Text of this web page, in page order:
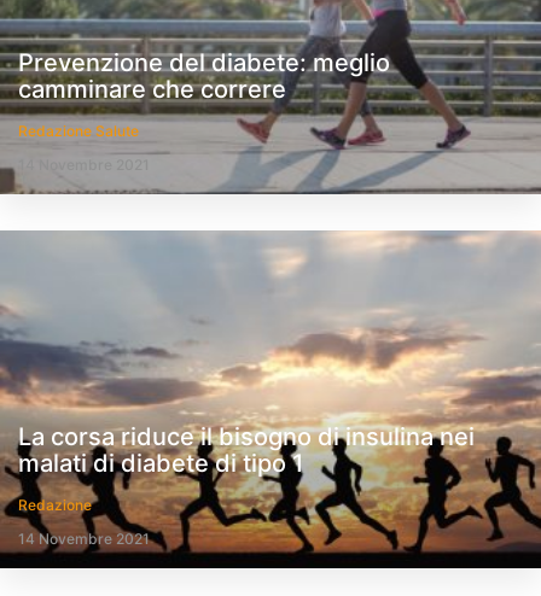
Prevenzione del diabete: meglio
camminare che correre
Redazione Salute
La corsa riduce il bisogno di insulina nei
malati di diabete di tipo 1
Redazione
14 Novembre 2021